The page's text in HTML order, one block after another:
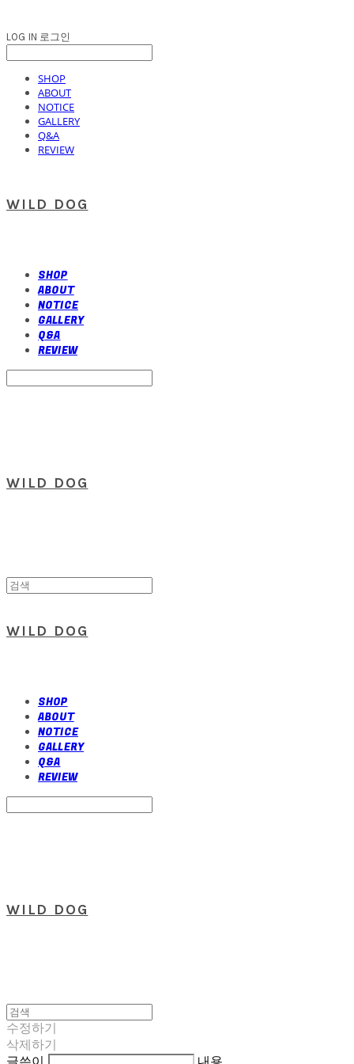
LOG IN 로그인
SHOP
ABOUT
NOTICE
GALLERY
Q&A
REVIEW
WILD DOG
SHOP
ABOUT
NOTICE
GALLERY
Q&A
REVIEW
WILD DOG
WILD DOG
SHOP
ABOUT
NOTICE
GALLERY
Q&A
REVIEW
WILD DOG
수정하기
삭제하기